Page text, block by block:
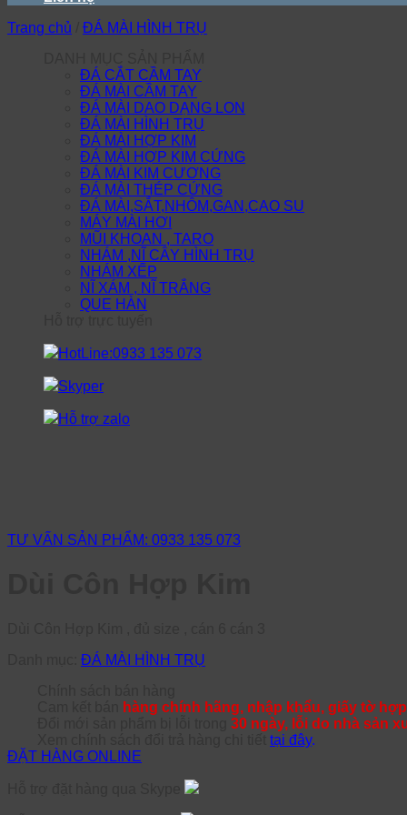
Trang chủ
ĐÁ MÀI HÌNH TRỤ
ĐÁ CẮT CẦM TAY
ĐÁ MÀI CẦM TAY
ĐÁ MÀI DAO DẠNG LON
ĐÁ MÀI HÌNH TRỤ
ĐÁ MÀI HỢP KIM
ĐÁ MÀI HỢP KIM CỨNG
ĐÁ MÀI KIM CƯƠNG
ĐÁ MÀI THÉP CỨNG
ĐÁ MÀI,SẮT,NHÔM,GAN,CAO SU
MÁY MÀI HƠI
MŨI KHOAN , TARO
NHÁM ,NĨ CÂY HÌNH TRỤ
NHÁM XẾP
NĨ XÁM , NĨ TRẮNG
QUE HÀN
HotLine:0933 135 073
Skyper
Hỗ trợ zalo
TƯ VẤN SẢN PHẨM: 0933 135 073
ĐÁ MÀI HÌNH TRỤ
hàng chính hãng, nhập khẩu, giấy tờ
30 ngày, lỗi do nhà sản
tại đây.
ĐẶT HÀNG ONLINE